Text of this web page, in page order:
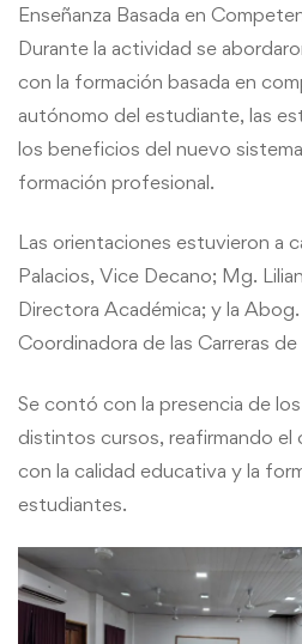
Enseñanza Basada en
Durante la actividad se
con la formación basada en
autónomo del estudiante, las
los beneficios del nuevo
formación profesional.
Las orientaciones estuvieron a
Palacios, Vice Decano; Mg.
Directora Académica; y la
Coordinadora de las Carreras
Se contó con la presencia de
distintos cursos, reafirmando
con la calidad educativa y la
estudiantes.